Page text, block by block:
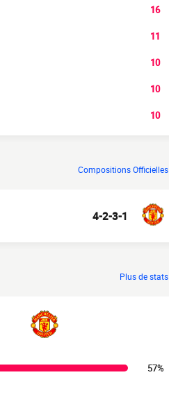
16
11
10
10
10
Compositions Officielles
4-2-3-1
Plus de stats
57%